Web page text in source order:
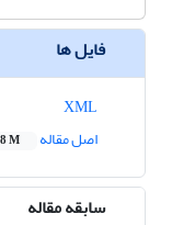
فایل ها
اصل مقاله
M
سابقه مقاله